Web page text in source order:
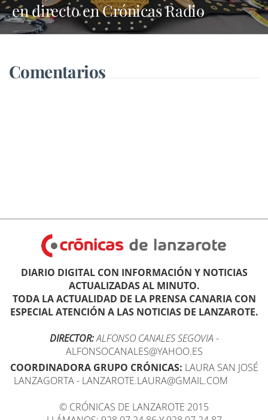
en directo en Crónicas Radio
Comentarios
DIARIO DIGITAL CON INFORMACIÓN Y NOTICIAS
ACTUALIZADAS AL MINUTO.
TODA LA ACTUALIDAD DE LA PRENSA CANARIA CON
ESPECIAL ATENCIÓN A LAS NOTICIAS DE LANZAROTE.
DIRECTOR:ALFONSO CANALES SEGOVIA -
ALFONSOCANALES@YAHOO.ES
COORDINADORA GRUPO CRÓNICAS: LAURA SAN JOSÉ
LANZAGORTA - LANZAROTE.LAURA@GMAIL.COM
© CRÓNICAS DE LANZAROTE 2015